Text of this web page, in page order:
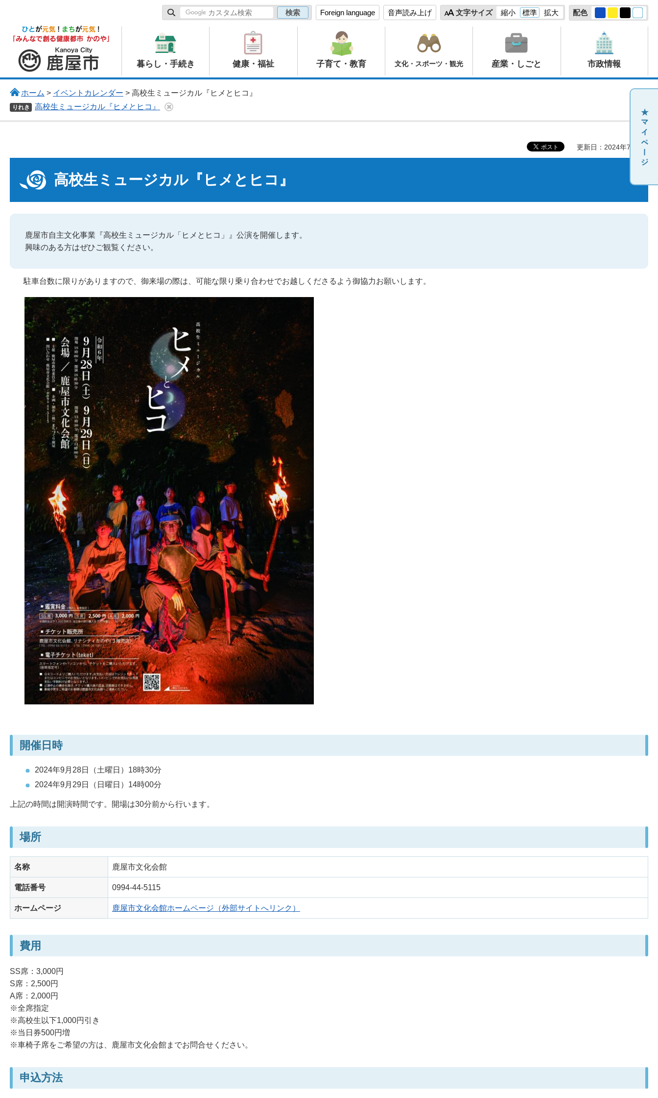
Foreign language 音声読み上げ 文字サイズ 縮小 標準 拡大 配色
鹿屋市
暮らし・手続き 健康・福祉 子育て・教育 文化・スポーツ・観光 産業・しごと 市政情報
ホーム > イベントカレンダー > 高校生ミュージカル『ヒメとヒコ』
りれき 高校生ミュージカル『ヒメとヒコ』
更新日：2024年7月8日
高校生ミュージカル『ヒメとヒコ』
鹿屋市自主文化事業『高校生ミュージカル「ヒメとヒコ」』公演を開催します。
興味のある方はぜひご観覧ください。
駐車台数に限りがありますので、御来場の際は、可能な限り乗り合わせでお越しくださるよう御協力お願いします。
開催日時
2024年9月28日（土曜日）18時30分
2024年9月29日（日曜日）14時00分
上記の時間は開演時間です。開場は30分前から行います。
場所
名称 鹿屋市文化会館
電話番号 0994-44-5115
ホームページ 鹿屋市文化会館ホームページ（外部サイトへリンク）
費用
SS席：3,000円
S席：2,500円
A席：2,000円
※全席指定
※高校生以下1,000円引き
※当日券500円増
※車椅子席をご希望の方は、鹿屋市文化会館までお問合せください。
申込方法